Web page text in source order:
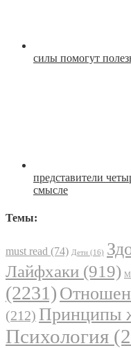
силы помогут
представители
смысле
Темы:
must read (74) Дети (16)
Лайфхаки (919)
(2231)
(212) Принципы
Психология